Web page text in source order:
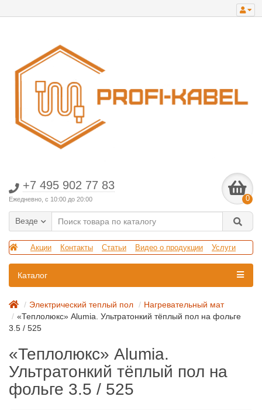
+7 495 902 77 83
Ежедневно, с 10:00 до 20:00 0
Везде
Акции Контакты Статьи Видео о продукции Услуги
Каталог
Электрический теплый пол
Нагревательный мат
«Теплолюкс» Alumia. Ультратонкий тёплый пол на фольге
3.5 / 525
«Теплолюкс» Alumia.
Ультратонкий тёплый пол на
фольге 3.5 / 525